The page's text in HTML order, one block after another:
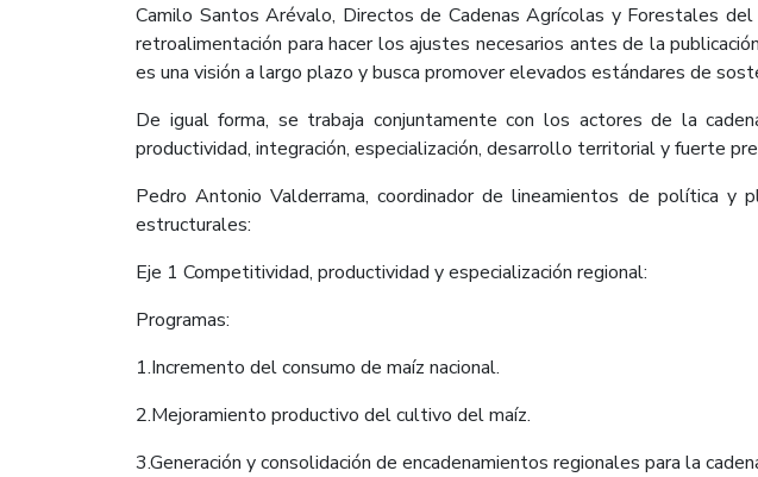
Camilo Santos Arévalo, Directos de Cadenas Agrícolas y Forestales
retroalimentación para hacer los ajustes necesarios antes de la
es una visión a largo plazo y busca promover elevados estándares de
De igual forma, se trabaja conjuntamente con los actores de la
productividad, integración, especialización, desarrollo territorial y fuerte
Pedro Antonio Valderrama, coordinador de lineamientos de política
estructurales:
Eje 1 Competitividad, productividad y especialización regional:
Programas:
1.Incremento del consumo de maíz nacional.
2.Mejoramiento productivo del cultivo del maíz.
3.Generación y consolidación de encadenamientos regionales para la